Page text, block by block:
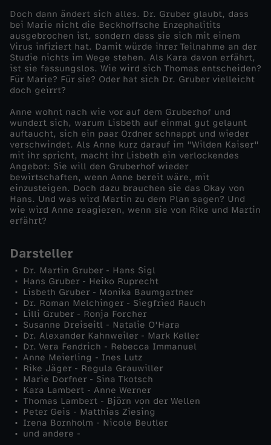
n
g
e
n
e
L
i
e
e
(
2
)
Doch dann ändert sich alles. Dr. Gruber glaubt, dass
bei Marie nicht die Beckhoffsche Enzephalitits
ausgebrochen ist, sondern dass sie sich mit einem
Virus infiziert hat. Damit würde ihrer Teilnahme an der
Studie nichts im Wege stehen. Als Kara davon erfährt,
ist sie fassungslos. Wie wird sich Thomas entscheiden?
Für Marie? Für sie? Oder hat sich Dr. Gruber vielleicht
doch geirrt?
Anne wohnt nach wie vor auf dem Gruberhof und
wundert sich, warum Lisbeth auf einmal gut gelaunt
auftaucht, sich ein paar Ordner schnappt und wieder
verschwindet. Als Anne kurz darauf im "Wilden Kaiser"
mit ihr spricht, macht ihr Lisbeth ein verlockendes
Angebot: Sie will den Gruberhof wieder
bewirtschaften, wenn Anne bereit wäre, mit
einzusteigen. Doch dazu brauchen sie das Okay von
Hans. Und was wird Martin zu dem Plan sagen? Und
wie wird Anne reagieren, wenn sie von Rike und Martin
erfährt?
Darsteller
Dr. Martin Gruber - Hans Sigl
Hans Gruber - Heiko Ruprecht
Lisbeth Gruber - Monika Baumgartner
Dr. Roman Melchinger - Siegfried Rauch
Lilli Gruber - Ronja Forcher
Susanne Dreiseitl - Natalie O'Hara
Dr. Alexander Kahnweiler - Mark Keller
Dr. Vera Fendrich - Rebecca Immanuel
Anne Meierling - Ines Lutz
Rike Jäger - Regula Grauwiller
Marie Dorfner - Sina Tkotsch
Kara Lambert - Anne Werner
Thomas Lambert - Björn von der Wellen
Peter Geis - Matthias Ziesing
Irena Bornholm - Nicole Beutler
und andere -